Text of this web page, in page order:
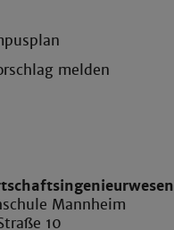
melden
Mannheim
10